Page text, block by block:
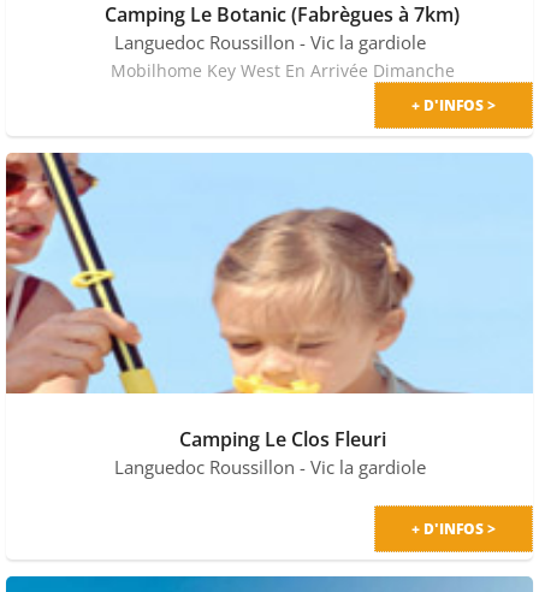
Camping Le Botanic (Fabrègues à 7km)
Languedoc Roussillon - Vic la gardiole
Mobilhome Key West En Arrivée Dimanche
+ D'INFOS >
Camping Le Clos Fleuri
Languedoc Roussillon - Vic la gardiole
+ D'INFOS >